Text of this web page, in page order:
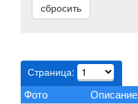
сбросить
Страница:
Фото Описание